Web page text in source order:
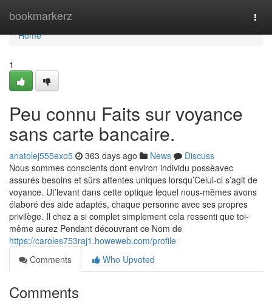
bookmarkerz
Home
Home
1
Peu connu Faits sur voyance
sans carte bancaire.
anatolej555exo5 363 days ago News
Discuss
Nous sommes conscients dont environ individu possèavec
assurés besoins et sûrs attentes uniques lorsqu’Celui-ci s’agit de
voyance. Ut’levant dans cette optique lequel nous-mêmes avons
élaboré des aide adaptés, chaque personne avec ses propres
privilège. Il chez a si complet simplement cela ressenti que toi-
même aurez Pendant découvrant ce Nom de
https://caroles753raj1.howeweb.com/profile
Comments
Who Upvoted
Comments